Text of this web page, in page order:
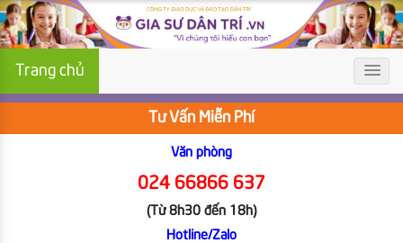
Trang chủ
Tư Vấn Miễn Phí
Văn phòng
024 66866 637
(Từ 8h30 đến 18h)
Hotline/Zalo